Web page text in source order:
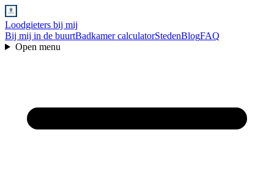
Loodgieters bij mij
Bij mij in de buurtBadkamer calculatorStedenBlogFAQ
Open menu